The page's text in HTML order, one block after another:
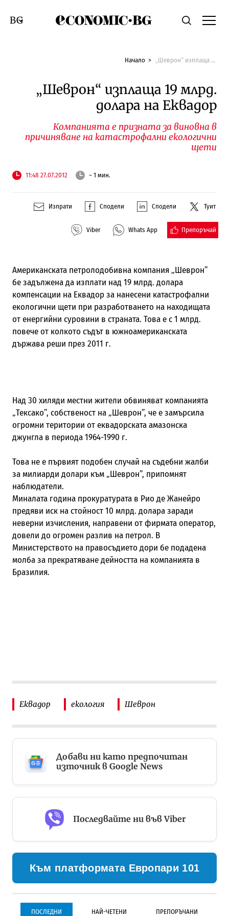
Economic.bgТърсене
Смяна на език
Начало „Шеврон“ изплаща 19 млрд. долара на Еквадор
„Шеврон“ изплаща 19 млрд.
долара на Еквадор
Компанията е призната за виновна в
причиняване на катастрофални екологични
щети
11:48 27.07.2012 ~ 1 мин.
Изпрати Сподели Сподели Туит
Viber Whats App Препоръчай
Американската петролодобивна компания „Шеврон”
бе задължена да изплати над 19 млрд. долара
компенсации на Еквадор за нанесени катастрофални
екологични щети при разработването на находищата
от енергийни суровини в страната. Това е с 1 млрд.
повече от колкото съдът в южноамериканската
държава реши през 2011 г.
Над 30 хиляди местни жители обвиняват компанията
„Тексако”, собственост на „Шеврон”, че е замърсила
огромни територии от еквадорската амазонска
джунгла в периода 1964-1990 г.
Това не е първият подобен случай на съдебни жалби
за милиарди долари към „Шеврон”, припомнят
наблюдатели.
Миналата година прокуратурата в Рио де Жанейро
предяви иск на стойност 10 млрд. долара заради
неверни изчисления, направени от фирмата оператор,
довели до огромен разлив на петрол. В
Министерството на правосъдието дори бе подадена
молба за прекратяване дейността на компанията в
Бразилия.
Еквадор екология Шеврон
Добави ни като предпочитан
източник в Google News
Последвайте ни във Viber
Към платформата Европари 101
ПОСЛЕДНИ НАЙ-ЧЕТЕНИ ПРЕПОРЪЧАНИ